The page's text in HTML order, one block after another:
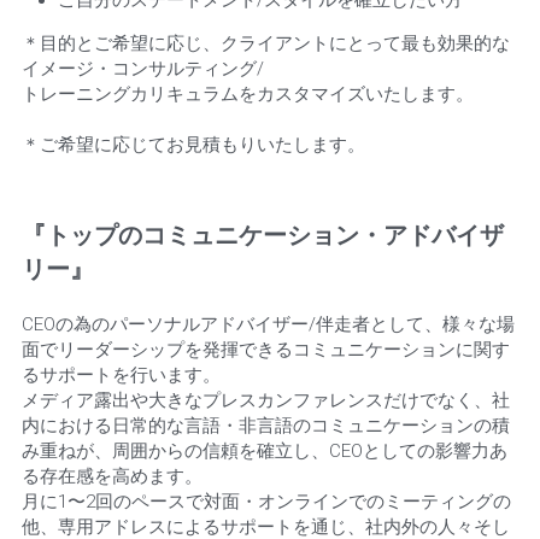
＊目的とご希望に応じ、クライアントにとって最も効果的な
イメージ・コンサルティング/
トレーニングカリキュラムをカスタマイズいたします。
＊ご希望に応じてお見積もりいたします。
『トップのコミュニケーション・アドバイザ
リー』
CEOの為のパーソナルアドバイザー/伴走者として、様々な場
面でリーダーシップを発揮できるコミュニケーションに関す
るサポートを行います。
メディア露出や大きなプレスカンファレンスだけでなく、社
内における日常的な言語・非言語のコミュニケーションの積
み重ねが、周囲からの信頼を確立し、CEOとしての影響力あ
る存在感を高めます。
月に1〜2回のペースで対面・オンラインでのミーティングの
他、専用アドレスによるサポートを通じ、社内外の人々そし